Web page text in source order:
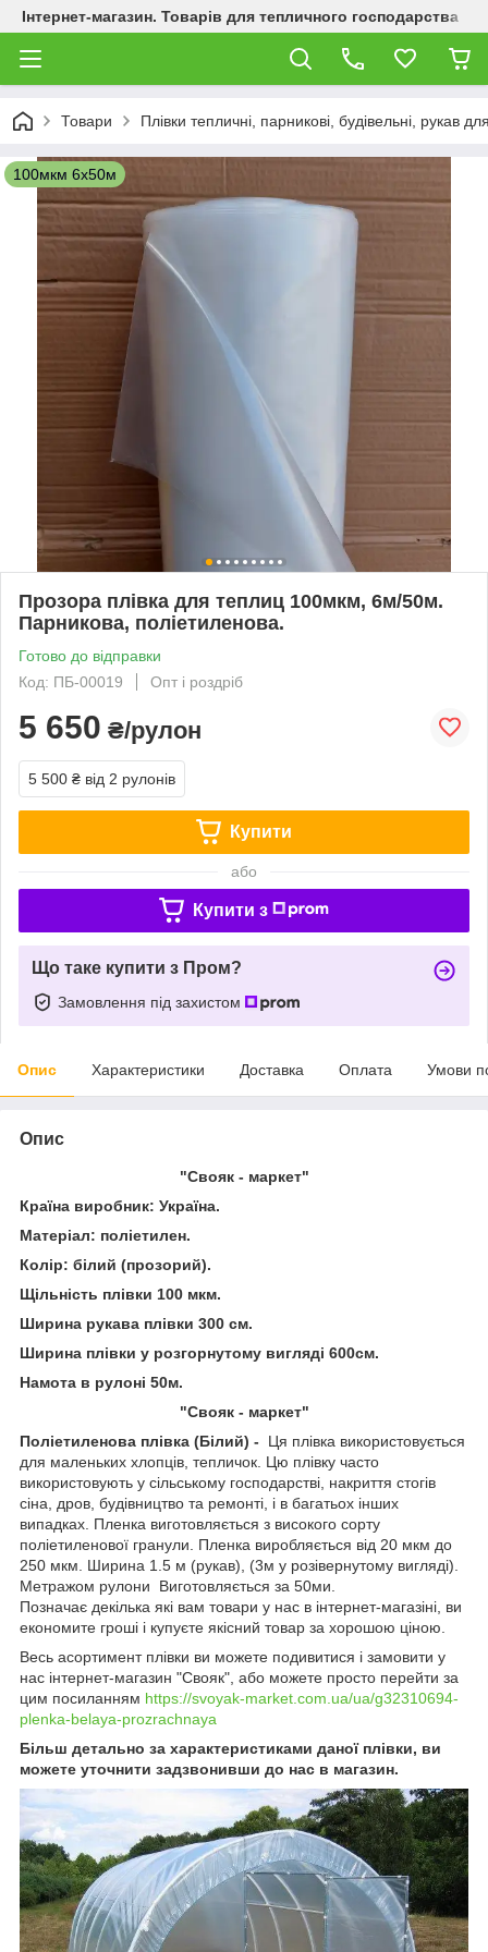
Інтернет-магазин. Товарів для тепличного господарства
Товари Плівки тепличні, парникові, будівельні, рукав
100мкм 6х50м
Прозора плівка для теплиц 100мкм, 6м/50м.
Парникова, поліетиленова.
Готово до відправки
Код: ПБ-00019
Опт і роздріб
5 650 ₴/рулон
5 500 ₴ від 2 рулонів
Купити
або
Купити з
Що таке купити з Пром?
Замовлення під захистом
Опис Характеристики Доставка Оплата Умови
Опис
"Свояк - маркет"
Країна виробник: Україна.
Матеріал: поліетилен.
Колір: білий (прозорий).
Щільність плівки 100 мкм.
Ширина рукава плівки 300 см.
Ширина плівки у розгорнутому вигляді 600см.
Намота в рулоні 50м.
"Свояк - маркет"
Поліетиленова плівка (Білий) - Ця плівка використовується
для маленьких хлопців, тепличок. Цю плівку часто
використовують у сільському господарстві, накриття стогів
сіна, дров, будівництво та ремонті, і в багатьох інших
випадках. Пленка виготовляється з високого сорту
поліетиленової гранули. Пленка виробляється від 20 мкм до
250 мкм. Ширина 1.5 м (рукав), (3м у розівернутому вигляді).
Метражом рулони Виготовляється за 50ми.
Позначає декілька які вам товари у нас в інтернет-магазіні, ви
економите гроші і купуєте якісний товар за хорошою ціною.
Весь асортимент плівки ви можете подивитися і замовити у
нас інтернет-магазин "Свояк", або можете просто перейти за
цим посиланням https://svoyak-market.com.ua/ua/g32310694-
plenka-belaya-prozrachnaya
Більш детально за характеристиками даної плівки, ви
можете уточнити задзвонивши до нас в магазин.